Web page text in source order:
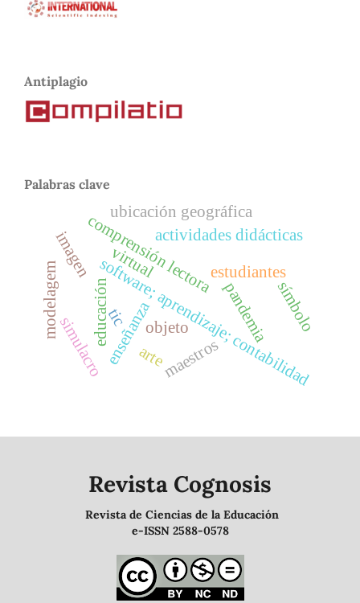
Antiplagio
Palabras clave
software; aprendizaje; contabilidad
educación pandemia
virtual estudiantes
maestros
enseñanza
comprensión lectoraactividades didácticas
símbolo
objeto
simulacro
imagen
arte
tic
modelagem
ubicación geográfica
Revista Cognosis
Revista de Ciencias de la Educación
e-ISSN 2588-0578